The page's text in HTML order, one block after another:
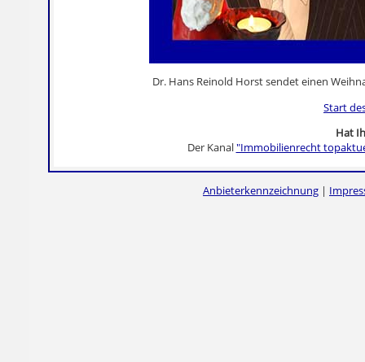
Dr. Hans Reinold Horst sendet einen
Start
Hat
Der Kanal"Immobilienrecht
Anbieterkennzeichnung |